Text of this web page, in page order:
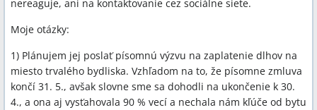
nereaguje, ani na kontaktovanie cez sociálne siete.
Moje otázky:
1) Plánujem jej poslať písomnú výzvu na zaplatenie dlhov na
miesto trvalého bydliska. Vzhľadom na to, že písomne zmluva
končí 31. 5., avšak slovne sme sa dohodli na ukončenie k 30.
4., a ona aj vysťahovala 90 % vecí a nechala nám kľúče od bytu